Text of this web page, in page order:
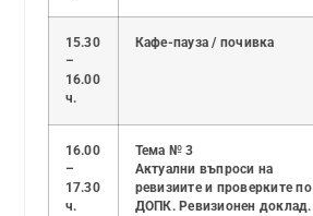
15.30
–
16.00
ч.
Кафе-пауза / почивка
16.00
–
17.30
ч.
Тема № 3
Актуални въпроси на
ревизиите и проверките по
ДОПК. Ревизионен доклад.